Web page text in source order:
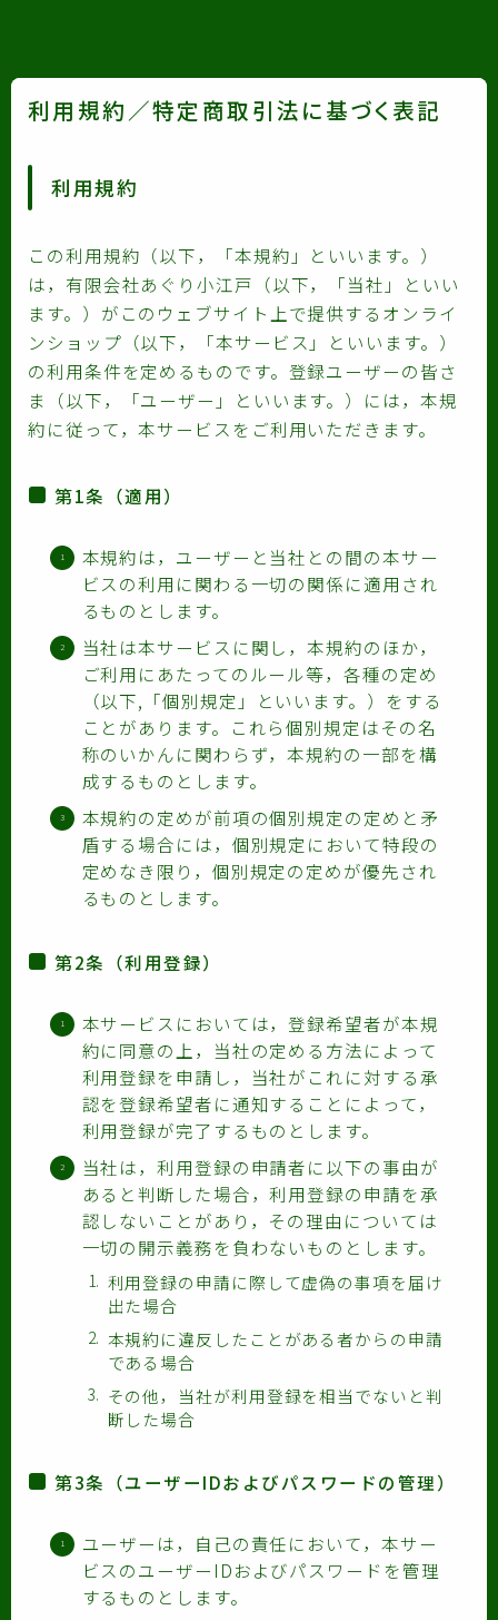
利用規約／特定商取引法に基づく表記
利用規約
この利用規約（以下，「本規約」といいます。）
は，有限会社あぐり小江戸（以下，「当社」といい
ます。）がこのウェブサイト上で提供するオンライ
ンショップ（以下，「本サービス」といいます。）
の利用条件を定めるものです。登録ユーザーの皆さ
ま（以下，「ユーザー」といいます。）には，本規
約に従って，本サービスをご利用いただきます。
第1条（適用）
本規約は，ユーザーと当社との間の本サー
ビスの利用に関わる一切の関係に適用され
るものとします。
当社は本サービスに関し，本規約のほか，
ご利用にあたってのルール等，各種の定め
（以下,「個別規定」といいます。）をする
ことがあります。これら個別規定はその名
称のいかんに関わらず，本規約の一部を構
成するものとします。
本規約の定めが前項の個別規定の定めと矛
盾する場合には，個別規定において特段の
定めなき限り，個別規定の定めが優先され
るものとします。
第2条（利用登録）
本サービスにおいては，登録希望者が本規
約に同意の上，当社の定める方法によって
利用登録を申請し，当社がこれに対する承
認を登録希望者に通知することによって，
利用登録が完了するものとします。
当社は，利用登録の申請者に以下の事由が
あると判断した場合，利用登録の申請を承
認しないことがあり，その理由については
一切の開示義務を負わないものとします。
利用登録の申請に際して虚偽の事項を届け
出た場合
本規約に違反したことがある者からの申請
である場合
その他，当社が利用登録を相当でないと判
断した場合
第3条（ユーザーIDおよびパスワードの管理）
ユーザーは，自己の責任において，本サー
ビスのユーザーIDおよびパスワードを管理
するものとします。